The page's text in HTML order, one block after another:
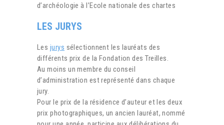
d’archéologie à l’Ecole nationale des chartes
LES JURYS
Les jurys sélectionnent les lauréats des
différents prix de la Fondation des Treilles.
Au moins un membre du conseil
d’administration est représenté dans chaque
jury.
Pour le prix de la résidence d’auteur et les deux
prix photographiques, un ancien lauréat, nommé